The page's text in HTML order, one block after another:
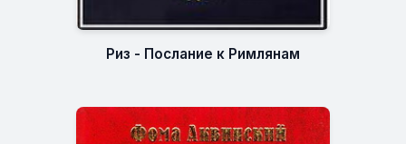
Риз - Послание к Римлянам